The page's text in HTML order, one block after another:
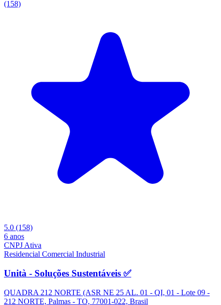
(158)
5.0 (158)
6 anos
CNPJ Ativa
Residencial Comercial Industrial
Unità - Soluções Sustentáveis ✅
QUADRA 212 NORTE (ASR NE 25 AL. 01 - QI, 01 - Lote 09 -
212 NORTE, Palmas - TO, 77001-022, Brasil